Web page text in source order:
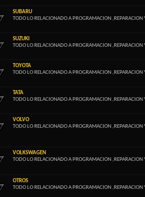
SUBARU
TODO LO RELACIONADO A PROGRAMACION ,REPARACION
SUZUKI
TODO LO RELACIONADO A PROGRAMACION ,REPARACION
TOYOTA
TODO LO RELACIONADO A PROGRAMACION ,REPARACION
TATA
TODO LO RELACIONADO A PROGRAMACION ,REPARACION
VOLVO
TODO LO RELACIONADO A PROGRAMACION ,REPARACION
VOLKSWAGEN
TODO LO RELACIONADO A PROGRAMACION ,REPARACION
OTROS
TODO LO RELACIONADO A PROGRAMACION ,REPARACION